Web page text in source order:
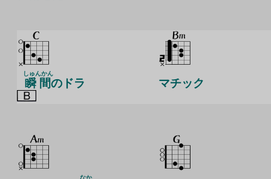
瞬間
しゅんかん
のドラ マチック
なか